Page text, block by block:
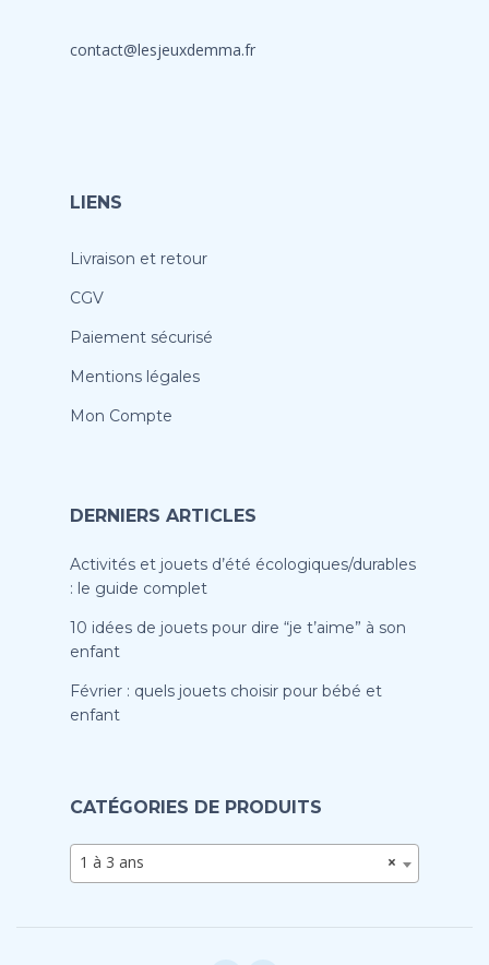
contact@lesjeuxdemma.fr
LIENS
Livraison et retour
CGV
Paiement sécurisé
Mentions légales
Mon Compte
DERNIERS ARTICLES
Activités et jouets d’été écologiques/durables
: le guide complet
10 idées de jouets pour dire “je t’aime” à son
enfant
Février : quels jouets choisir pour bébé et
enfant
CATÉGORIES DE PRODUITS
×
1 à 3 ans